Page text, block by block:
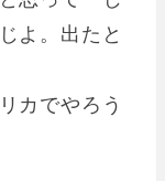
よ。出たと
カでやろう